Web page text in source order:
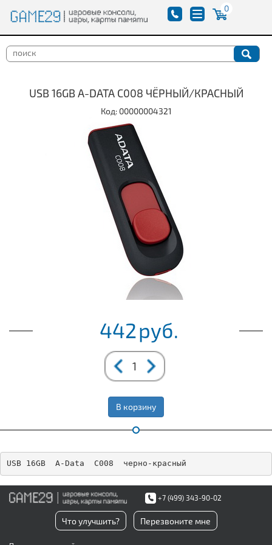
0
USB 16GB A-DATA C008 ЧЁРНЫЙ/КРАСНЫЙ
Код: 00000004321
442руб.
В корзину
USB 16GB  A-Data  C008  черно-красный
+7 (499) 343-90-02
Что улучшить? Перезвоните мне